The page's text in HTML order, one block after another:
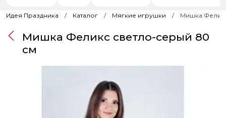
Идея Праздника Каталог Мягкие игрушки Мишка
Мишка Феликс светло-серый 80
см